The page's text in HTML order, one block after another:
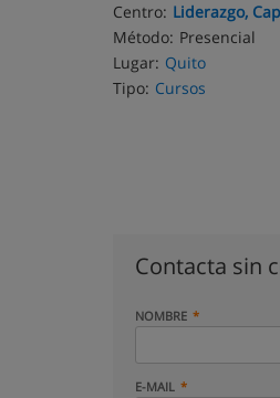
Centro: Liderazgo,
Método: Presencial
Lugar: Quito
Tipo: Cursos
Contacta sin
NOMBRE
E-MAIL